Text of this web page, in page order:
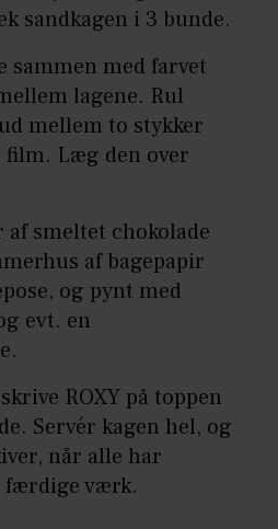
sandkagen i 3 bunde.
sammen med farvet
lagene. Rul
mellem to stykker
film. Læg den over
smeltet chokolade
af bagepapir
og pynt med
evt. en
ROXY på toppen
Servér kagen hel, og
når alle har
færdige værk.